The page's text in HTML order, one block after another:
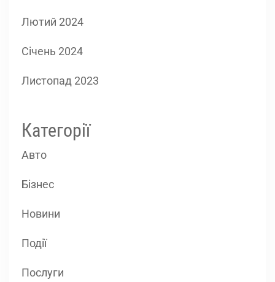
Лютий 2024
Січень 2024
Листопад 2023
Категорії
Авто
Бізнес
Новини
Події
Послуги